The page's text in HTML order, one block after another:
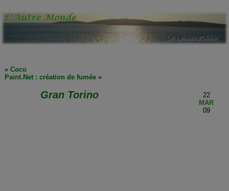
« Coco
Paint.Net : création de fumée»
22
MAR
09
Gran Torino